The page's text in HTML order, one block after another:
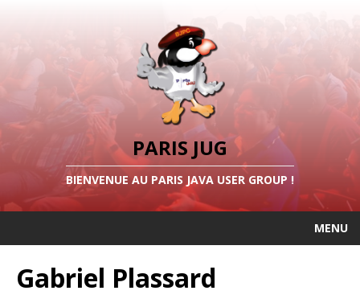
PARIS JUG
BIENVENUE AU PARIS JAVA USER GROUP !
MENU
Gabriel Plassard